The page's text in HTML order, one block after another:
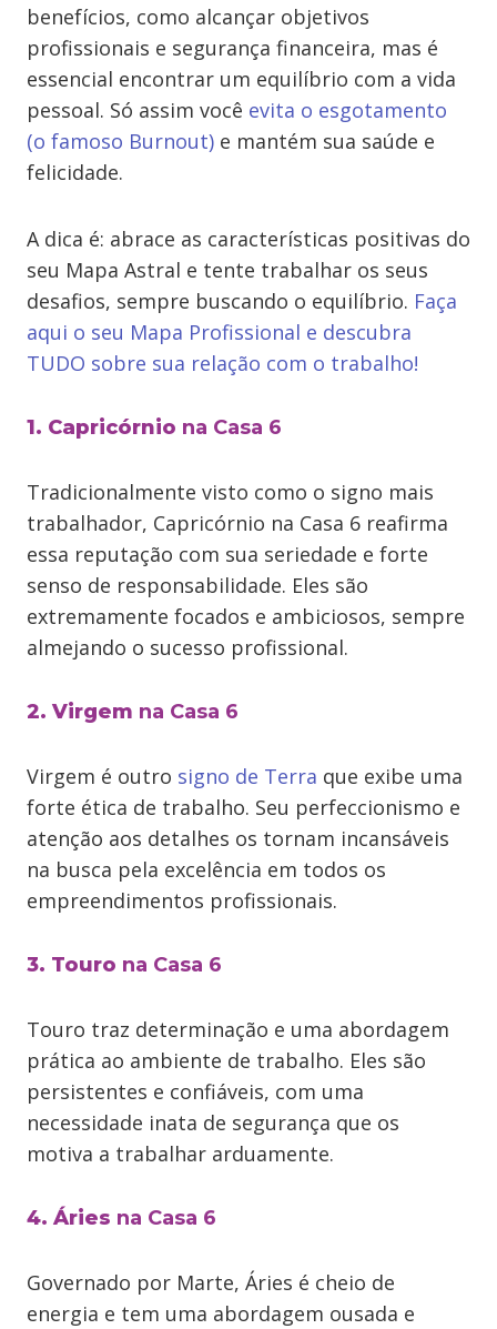
benefícios, como alcançar objetivos
profissionais e segurança financeira, mas é
essencial encontrar um equilíbrio com a vida
pessoal. Só assim você evita o esgotamento
(o famoso Burnout) e mantém sua saúde e
felicidade.
A dica é: abrace as características positivas do
seu Mapa Astral e tente trabalhar os seus
desafios, sempre buscando o equilíbrio. Faça
aqui o seu Mapa Profissional e descubra
TUDO sobre sua relação com o trabalho!
1. Capricórnio na Casa 6
Tradicionalmente visto como o signo mais
trabalhador, Capricórnio na Casa 6 reafirma
essa reputação com sua seriedade e forte
senso de responsabilidade. Eles são
extremamente focados e ambiciosos, sempre
almejando o sucesso profissional.
2. Virgem na Casa 6
Virgem é outro signo de Terra que exibe uma
forte ética de trabalho. Seu perfeccionismo e
atenção aos detalhes os tornam incansáveis
na busca pela excelência em todos os
empreendimentos profissionais.
3. Touro na Casa 6
Touro traz determinação e uma abordagem
prática ao ambiente de trabalho. Eles são
persistentes e confiáveis, com uma
necessidade inata de segurança que os
motiva a trabalhar arduamente.
4. Áries na Casa 6
Governado por Marte, Áries é cheio de
energia e tem uma abordagem ousada e